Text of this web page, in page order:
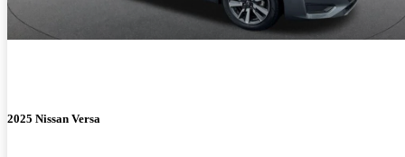
2025 Nissan Versa